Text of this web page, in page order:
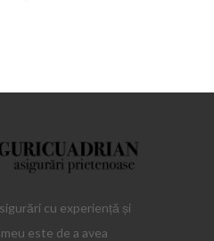
cu experiență și
este de a avea